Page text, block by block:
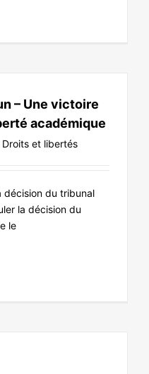
– Une victoire
académique
Droits et libertés
décision du tribunal
la décision du
le